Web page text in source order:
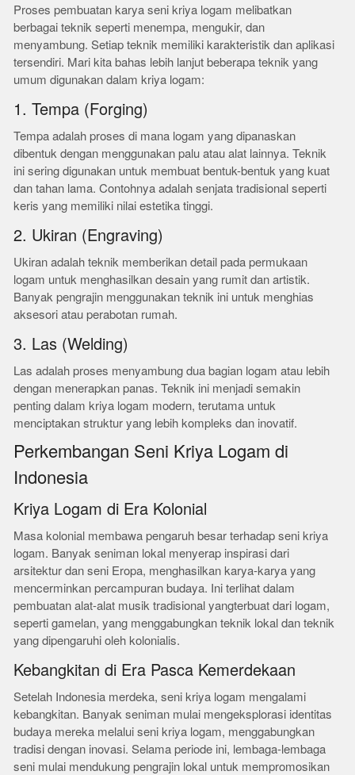
Proses pembuatan karya seni kriya logam melibatkan
berbagai teknik seperti menempa, mengukir, dan
menyambung. Setiap teknik memiliki karakteristik dan aplikasi
tersendiri. Mari kita bahas lebih lanjut beberapa teknik yang
umum digunakan dalam kriya logam:
1. Tempa (Forging)
Tempa adalah proses di mana logam yang dipanaskan
dibentuk dengan menggunakan palu atau alat lainnya. Teknik
ini sering digunakan untuk membuat bentuk-bentuk yang kuat
dan tahan lama. Contohnya adalah senjata tradisional seperti
keris yang memiliki nilai estetika tinggi.
2. Ukiran (Engraving)
Ukiran adalah teknik memberikan detail pada permukaan
logam untuk menghasilkan desain yang rumit dan artistik.
Banyak pengrajin menggunakan teknik ini untuk menghias
aksesori atau perabotan rumah.
3. Las (Welding)
Las adalah proses menyambung dua bagian logam atau lebih
dengan menerapkan panas. Teknik ini menjadi semakin
penting dalam kriya logam modern, terutama untuk
menciptakan struktur yang lebih kompleks dan inovatif.
Perkembangan Seni Kriya Logam di
Indonesia
Kriya Logam di Era Kolonial
Masa kolonial membawa pengaruh besar terhadap seni kriya
logam. Banyak seniman lokal menyerap inspirasi dari
arsitektur dan seni Eropa, menghasilkan karya-karya yang
mencerminkan percampuran budaya. Ini terlihat dalam
pembuatan alat-alat musik tradisional yangterbuat dari logam,
seperti gamelan, yang menggabungkan teknik lokal dan teknik
yang dipengaruhi oleh kolonialis.
Kebangkitan di Era Pasca Kemerdekaan
Setelah Indonesia merdeka, seni kriya logam mengalami
kebangkitan. Banyak seniman mulai mengeksplorasi identitas
budaya mereka melalui seni kriya logam, menggabungkan
tradisi dengan inovasi. Selama periode ini, lembaga-lembaga
seni mulai mendukung pengrajin lokal untuk mempromosikan